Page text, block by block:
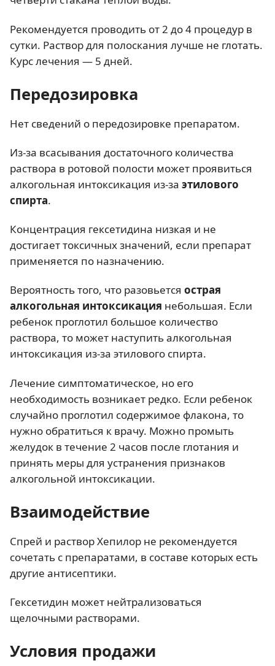
Рекомендуется проводить от 2 до 4 процедур в
сутки. Раствор для полоскания лучше не глотать.
Курс лечения — 5 дней.
Передозировка
Нет сведений о передозировке препаратом.
Из-за всасывания достаточного количества
раствора в ротовой полости может проявиться
алкогольная интоксикация из-за этилового
спирта.
Концентрация гексетидина низкая и не
достигает токсичных значений, если препарат
применяется по назначению.
Вероятность того, что разовьется острая
алкогольная интоксикация небольшая. Если
ребенок проглотил большое количество
раствора, то может наступить алкогольная
интоксикация из-за этилового спирта.
Лечение симптоматическое, но его
необходимость возникает редко. Если ребенок
случайно проглотил содержимое флакона, то
нужно обратиться к врачу. Можно промыть
желудок в течение 2 часов после глотания и
принять меры для устранения признаков
алкогольной интоксикации.
Взаимодействие
Спрей и раствор Хепилор не рекомендуется
сочетать с препаратами, в составе которых есть
другие антисептики.
Гексетидин может нейтрализоваться
щелочными растворами.
Условия продажи